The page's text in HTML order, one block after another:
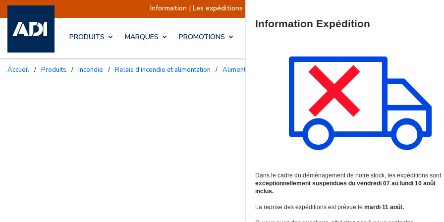
Information | Les expéditions sont actuellement suspendues
PRODUITS MARQUES PROMOTIONS
Accueil / Produits / Incendie / Relais d'incendie et alimentation / Alimentations